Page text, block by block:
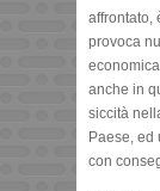
affrontato,
provoca
anche in
siccità
Paese, ed
con